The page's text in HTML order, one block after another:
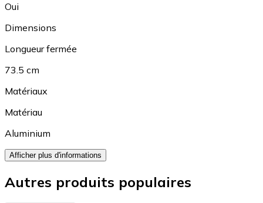
Oui
Dimensions
Longueur fermée
73.5 cm
Matériaux
Matériau
Aluminium
Afficher plus d'informations
Autres produits populaires